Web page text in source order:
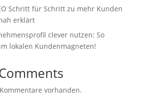
Schritt für Schritt zu mehr Kunden
erklärt
clever nutzen: So
lokalen Kundenmagneten!
vorhanden.